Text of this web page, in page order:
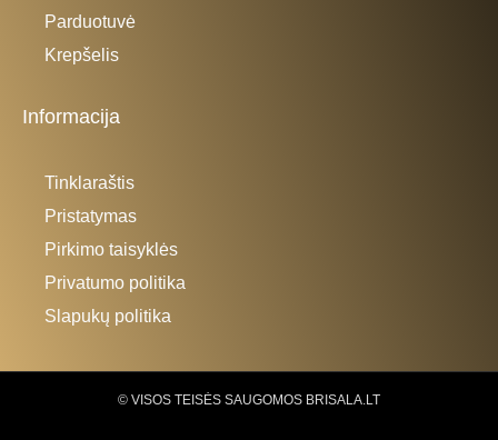
Parduotuvė
Krepšelis
Informacija
Tinklaraštis
Pristatymas
Pirkimo taisyklės
Privatumo politika
Slapukų politika
© VISOS TEISĖS SAUGOMOS BRISALA.LT